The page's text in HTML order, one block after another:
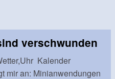
verschwunden
Kalender
mir an: Minianwendungen